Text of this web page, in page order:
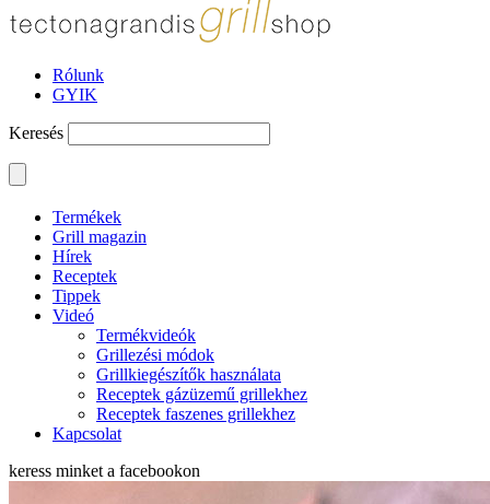
Rólunk
GYIK
Keresés
Termékek
Grill magazin
Hírek
Receptek
Tippek
Videó
Termékvideók
Grillezési módok
Grillkiegészítők használata
Receptek gázüzemű grillekhez
Receptek faszenes grillekhez
Kapcsolat
keress minket a facebookon